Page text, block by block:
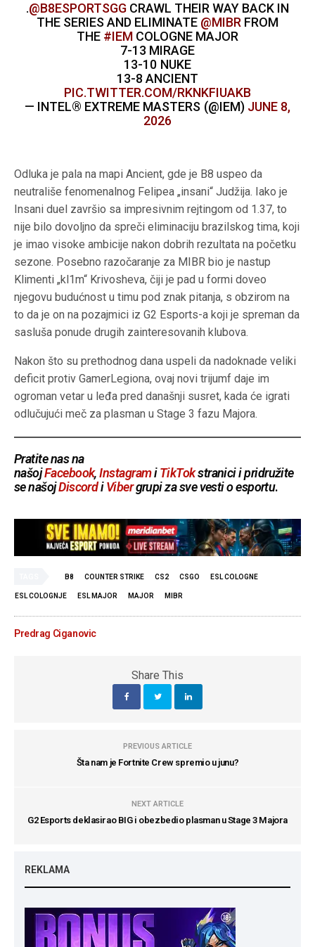
.@B8ESPORTSGGCRAWL THEIR WAY BACK IN
THE SERIES AND ELIMINATE @MIBR FROM
THE #IEMCOLOGNE MAJOR
7-13 MIRAGE
13-10 NUKE
13-8 ANCIENT
PIC.TWITTER.COM/RKNKFIUAKB
— INTEL® EXTREME MASTERS (@IEM) JUNE 8,
2026
Odluka je pala na mapi Ancient, gde je B8 uspeo da
neutrališe fenomenalnog Felipea „insani“ Judžija. Iako je
Insani duel završio sa impresivnim rejtingom od 1.37, to
nije bilo dovoljno da spreči eliminaciju brazilskog tima, koji
je imao visoke ambicije nakon dobrih rezultata na početku
sezone. Posebno razočaranje za MIBR bio je nastup
Klimenti „kl1m“ Krivosheva, čiji je pad u formi doveo
njegovu budućnost u timu pod znak pitanja, s obzirom na
to da je on na pozajmici iz G2 Esports-a koji je spreman da
sasluša ponude drugih zainteresovanih klubova.
Nakon što su prethodnog dana uspeli da nadoknade veliki
deficit protiv GamerLegiona, ovaj novi trijumf daje im
ogroman vetar u leđa pred današnji susret, kada će igrati
odlučujući meč za plasman u Stage 3 fazu Majora.
Pratite nas na
našojFacebook,InstagramiTikTokstranici i pridružite
se našojDiscordiVibergrupi za sve vesti o esportu.
B8 COUNTER STRIKE CS2 CSGO ESL COLOGNE
ESL COLOGNJE ESL MAJOR MAJOR MIBR
Predrag Ciganovic
Share This
PREVIOUS ARTICLE
Šta nam je Fortnite Crew spremio u junu?
NEXT ARTICLE
G2 Esports deklasirao BIG i obezbedio plasman u Stage 3 Majora
REKLAMA